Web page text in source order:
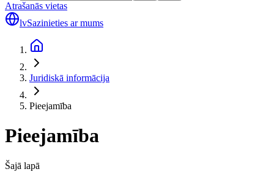
Atrašanās vietas
lvSazinieties ar mums
Juridiskā informācija
Pieejamība
Pieejamība
Šajā lapā